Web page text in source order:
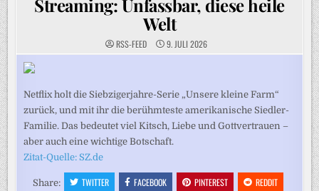
Streaming: Unfassbar, diese heile
Welt
RSS-FEED 9. JULI 2026
Netflix holt die Siebzigerjahre-Serie „Unsere kleine Farm“
zurück, und mit ihr die berühmteste amerikanische Siedler-
Familie. Das bedeutet viel Kitsch, Liebe und Gottvertrauen –
aber auch eine wichtige Botschaft.
Zitat-Quelle: SZ.de
Share: TWITTER FACEBOOK PINTEREST
REDDIT